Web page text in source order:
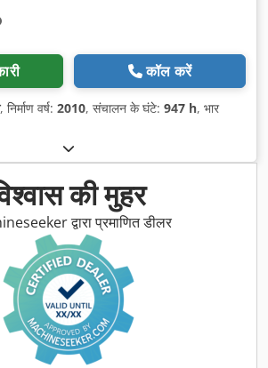
कॉल करें
, निर्माण वर्ष: 2010, संचालन के घंटे: 947 h, भार
की मुहर
द्वारा प्रमाणित डीलर